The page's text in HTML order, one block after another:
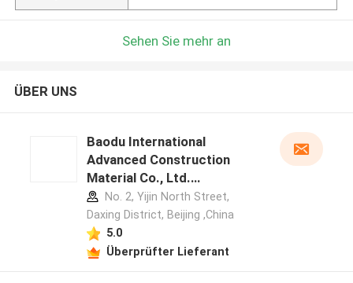
Sehen Sie mehr an
ÜBER UNS
Baodu International
Advanced Construction
Material Co., Ltd.
Herstellerprofil
No. 2, Yijin North Street,
Daxing District, Beijing ,China
5.0
Überprüfter Lieferant